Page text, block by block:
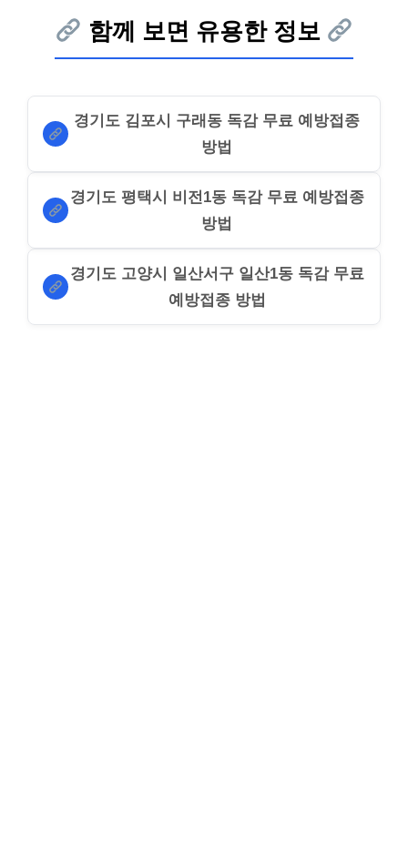
함께 보면 유용한 정보
경기도 김포시 구래동 독감 무료 예방접종
방법
경기도 평택시 비전1동 독감 무료 예방접종
방법
경기도 고양시 일산서구 일산1동 독감 무료
예방접종 방법